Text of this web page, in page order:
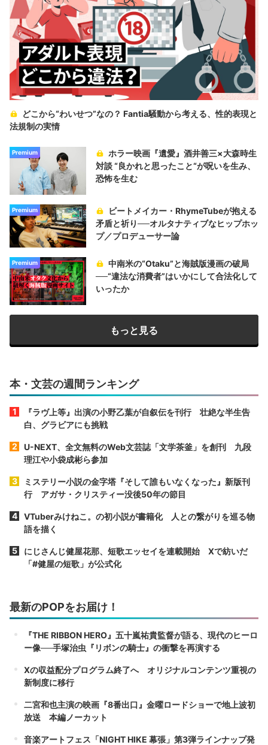
どこから“わいせつ”なの？ Fantia騒動から考える、性的表現と
法規制の実情
Premium
ホラー映画『遺愛』酒井善三×大森時生
対談 “良かれと思ったこと“が呪いを生み、
恐怖を生む
Premium
ビートメイカー・RhymeTubeが抱える
矛盾と祈り──オルタナティブなヒップホッ
プ／プロデューサー論
Premium
中南米の“Otaku”と海賊版漫画の破局
──“違法な消費者”はいかにして合法化して
いったか
もっと見る
本・文芸の週間ランキング
『ラヴ上等』出演の小野乙葉が自叙伝を刊行 壮絶な半生告
白、グラビアにも挑戦
U-NEXT、全文無料のWeb文芸誌「文学茶釜」を創刊 九段
理江や小袋成彬ら参加
ミステリー小説の金字塔『そして誰もいなくなった』新版刊
行 アガサ・クリスティー没後50年の節目
VTuberみけねこ。の初小説が書籍化 人との繋がりを巡る物
語を描く
にじさんじ健屋花那、短歌エッセイを連載開始 Xで紡いだ
「#健屋の短歌」が公式化
最新のPOPをお届け！
『THE RIBBON HERO』五十嵐祐貴監督が語る、現代のヒーロ
ー像──手塚治虫『リボンの騎士』の衝撃を再演する
Xの収益配分プログラム終了へ オリジナルコンテンツ重視の
新制度に移行
二宮和也主演の映画『8番出口』金曜ロードショーで地上波初
放送 本編ノーカット
音楽アートフェス「NIGHT HIKE 幕張」第3弾ラインナップ発